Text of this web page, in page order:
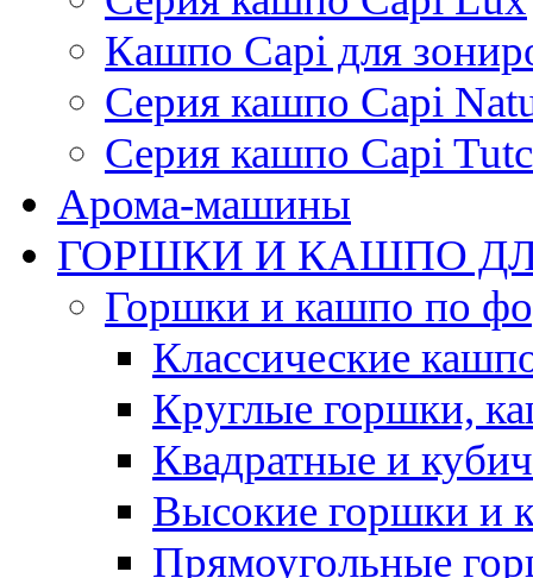
Кашпо Capi для
Серия кашпо Capi
Серия кашпо Capi
Арома-машины
ГОРШКИ И КАШПО
Горшки и кашпо по
Классические
Круглые горшки,
Квадратные и
Высокие горшки и
Прямоугольные